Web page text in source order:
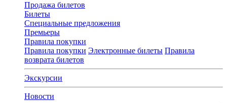
Продажа билетов
Билеты
Специальные предложения
Премьеры
Правила покупки
Правила покупки Электронные билеты Правила
возврата билетов
Экскурсии
Новости